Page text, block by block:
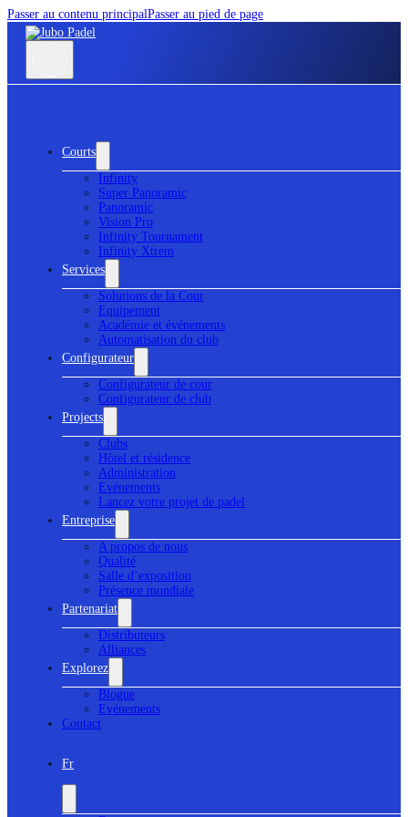
Passer au contenu principalPasser au pied de page
Courts
Infinity
Super Panoramic
Panoramic
Vision Pro
Infinity Tournament
Infinity Xtrem
Services
Solutions de la Cour
Equipement
Académie et événements
Automatisation du club
Configurateur
Configurateur de cour
Configurateur de club
Projects
Clubs
Hôtel et résidence
Administration
Evénements
Lancez votre projet de padel
Entreprise
A propos de nous
Qualité
Salle d’exposition
Présence mondiale
Partenariat
Distributeurs
Alliances
Explorez
Blogue
Evénements
Contact
Fr